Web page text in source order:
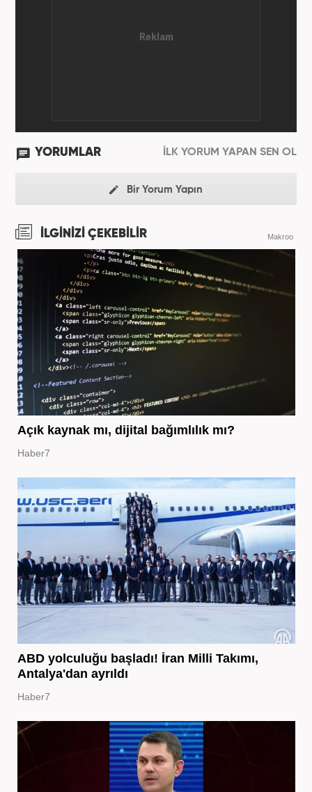
YORUMLAR İLK YORUM YAPAN SEN OL
Bir Yorum Yapın
İLGİNİZİ ÇEKEBİLİR Makroo
Açık kaynak mı, dijital bağımlılık mı?
Haber7
ABD yolculuğu başladı! İran Milli Takımı,
Antalya'dan ayrıldı
Haber7